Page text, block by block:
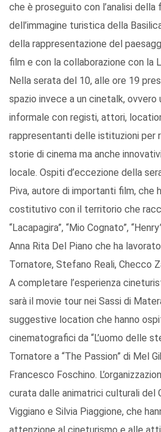
che è proseguito con l’analisi della
dell’immagine turistica della
della rappresentazione del
film e con la collaborazione con la
Nella serata del 10, alle ore 19
spazio invece a un cinetalk, ovvero
informale con registi, attori,
rappresentanti delle istituzioni per
storie di cinema ma anche
locale. Ospiti d’eccezione della
Piva, autore di importanti film, che
costitutivo con il territorio che
“Lacapagira”, “Mio Cognato”,
Anna Rita Del Piano che ha
Tornatore, Stefano Reali, Checco
A completare l’esperienza
sarà il movie tour nei Sassi di
suggestive location che hanno
cinematografici da “L’uomo delle
Tornatore a “The Passion” di Mel
Francesco Foschino.
curata dalle animatrici culturali del
Viggiano e Silvia Piaggione, che